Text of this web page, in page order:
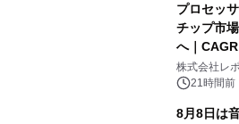
プロセッ
チップ市
へ｜
ー需要が
株式会社レ
21時間前
8月8日は